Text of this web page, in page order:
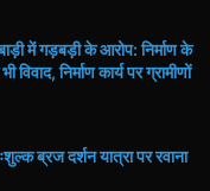
में गड़बड़ी के आरोप: निर्माण के
निर्माण कार्य पर ग्रामीणों
ब्रज दर्शन यात्रा पर रवाना